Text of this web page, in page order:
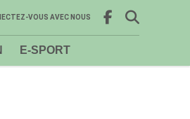
VOUS AVEC NOUS
E-SPORT